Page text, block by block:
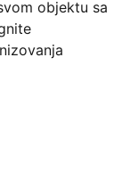
objektu sa